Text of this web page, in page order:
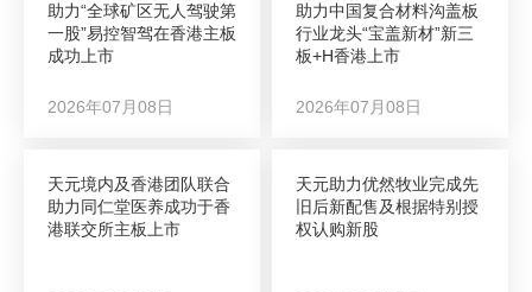
助力“全球矿区无人驾驶第
一股”易控智驾在香港主板
成功上市
2026年07月08日
助力中国复合材料沟盖板
行业龙头“宝盖新材”新三
板+H香港上市
2026年07月08日
天元境内及香港团队联合
助力同仁堂医养成功于香
港联交所主板上市
天元助力优然牧业完成先
旧后新配售及根据特别授
权认购新股